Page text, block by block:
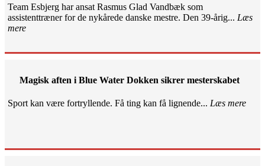
Team Esbjerg har ansat Rasmus Glad Vandbæk som
assistenttræner for de nykårede danske mestre. Den 39-årig... Læs
mere
Magisk aften i Blue Water Dokken sikrer mesterskabet
Sport kan være fortryllende. Få ting kan få lignende... Læs mere